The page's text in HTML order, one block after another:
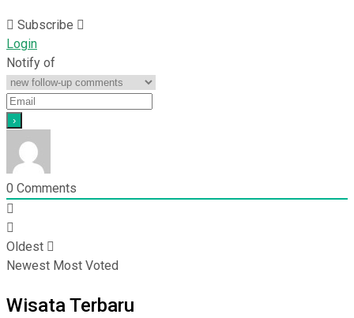
Subscribe
Login
Notify of
0 Comments
Oldest
Newest Most Voted
Wisata Terbaru